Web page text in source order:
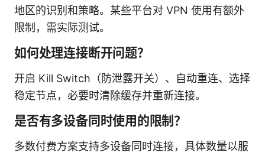
地区的识别和策略。某些平台对 VPN 使用有额外
限制，需实际测试。
如何处理连接断开问题？
开启 Kill Switch（防泄露开关）、自动重连、选择
稳定节点，必要时清除缓存并重新连接。
是否有多设备同时使用的限制？
多数付费方案支持多设备同时连接，具体数量以服